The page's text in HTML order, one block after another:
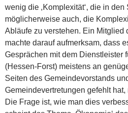
wenig die ‚Komplexität‘, die in
möglicherweise auch, die
Abläufe zu verstehen. Ein Mitglied
machte darauf aufmerksam, dass
Gesprächen mit dem Dienstleister
(Hessen-Forst) meistens an
Seiten des Gemeindevorstands
Gemeindevertretungen gefehlt
Die Frage ist, wie man dies